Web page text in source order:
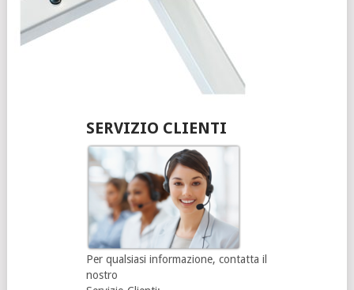
SERVIZIO CLIENTI
Per qualsiasi informazione, contatta il
nostro